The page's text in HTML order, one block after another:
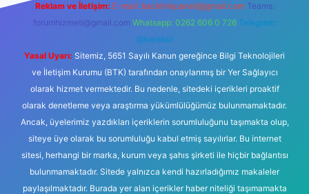
Reklam ve İletişim: E-mail: backlinkpaneli@gmail.com Teams:
forumhizmeti@gmail.com Whatsapp: 0262 606 0 726 Telegram:
@karabul
Yasal Uyarı: Sitemiz, 5651 Sayılı Kanun gereğince Bilgi Teknolojileri
ve İletişim Kurumu (BTK) tarafından onaylanmış bir Yer Sağlayıcı
olarak hizmet vermektedir. Bu nedenle, sitedeki içerikleri proaktif
olarak denetleme veya araştırma yükümlülüğümüz bulunmamaktadır.
Ancak, üyelerimiz yazdıkları içeriklerin sorumluluğunu taşımakta olup,
siteye üye olarak bu sorumluluğu kabul etmiş sayılırlar. Bu internet
sitesi, herhangi bir marka, kurum veya şahıs şirketi ile hiçbir bağlantısı
bulunmamaktadır. Sitede yalnızca kendi hazırladığımız makaleler
paylaşılmaktadır. Burada yer alan içerikler haber niteliği taşımamakta